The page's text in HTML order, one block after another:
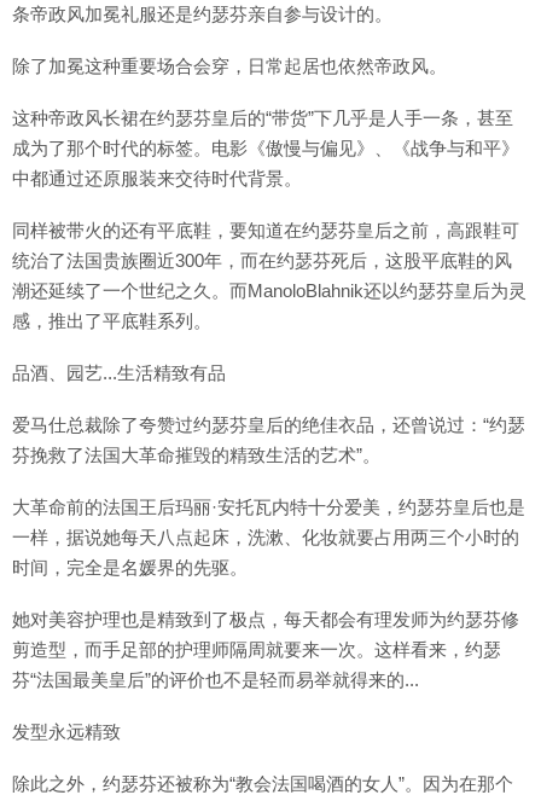
条帝政风加冕礼服还是约瑟芬亲自参与设计的。
除了加冕这种重要场合会穿，日常起居也依然帝政风。
这种帝政风长裙在约瑟芬皇后的“带货”下几乎是人手一条，甚至
成为了那个时代的标签。电影《傲慢与偏见》、《战争与和平》
中都通过还原服装来交待时代背景。
同样被带火的还有平底鞋，要知道在约瑟芬皇后之前，高跟鞋可
统治了法国贵族圈近300年，而在约瑟芬死后，这股平底鞋的风
潮还延续了一个世纪之久。而ManoloBlahnik还以约瑟芬皇后为灵
感，推出了平底鞋系列。
品酒、园艺...生活精致有品
爱马仕总裁除了夸赞过约瑟芬皇后的绝佳衣品，还曾说过：“约瑟
芬挽救了法国大革命摧毁的精致生活的艺术”。
大革命前的法国王后玛丽·安托瓦内特十分爱美，约瑟芬皇后也是
一样，据说她每天八点起床，洗漱、化妆就要占用两三个小时的
时间，完全是名媛界的先驱。
她对美容护理也是精致到了极点，每天都会有理发师为约瑟芬修
剪造型，而手足部的护理师隔周就要来一次。这样看来，约瑟
芬“法国最美皇后”的评价也不是轻而易举就得来的...
发型永远精致
除此之外，约瑟芬还被称为“教会法国喝酒的女人”。因为在那个